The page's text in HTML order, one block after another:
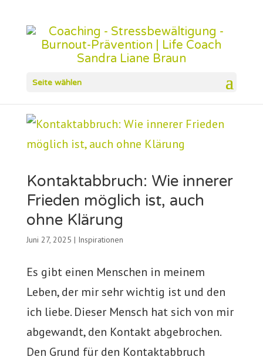
Seite wählen
Kontaktabbruch: Wie innerer
Frieden möglich ist, auch
ohne Klärung
Juni 27, 2025 | Inspirationen
Es gibt einen Menschen in meinem
Leben, der mir sehr wichtig ist und den
ich liebe. Dieser Mensch hat sich von mir
abgewandt, den Kontakt abgebrochen.
Den Grund für den Kontaktabbruch